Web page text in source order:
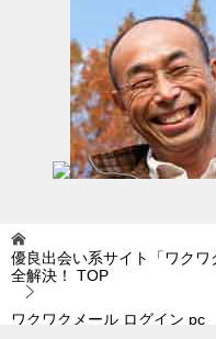
優良出会い系サイト「ワク
全解決！
TOP
ワクワクメール ログイン pc